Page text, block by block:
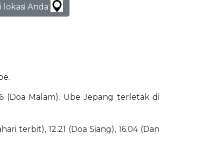
lokasi Anda
(Doa Malam). Ube Jepang terletak di
terbit), 12.21 (Doa Siang), 16.04 (Dan